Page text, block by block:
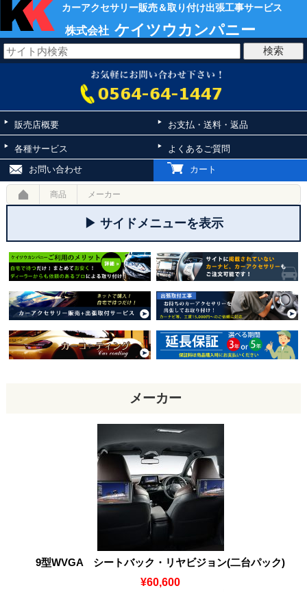
カーアクセサリー販売＆取り付け出張工事サービス
株式会社 ケイツウカンパニー
販売店概要 お支払・送料・返品
各種サービス
よくあるご質問
お問い合わせ
カート
商品 メーカー
▶ サイドメニューを表示
メーカー
9型WVGA シートバック・リヤビジョン(二台パック)
¥60,600